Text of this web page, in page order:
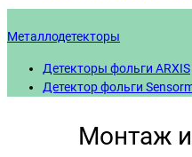
Металлодетекторы
Детекторы фольги ARXIS
Детектор фольги
Монтаж